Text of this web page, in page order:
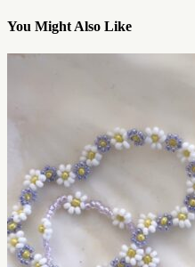
You Might Also Like